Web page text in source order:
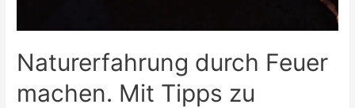
Naturerfahrung durch Feuer
machen. Mit Tipps zu